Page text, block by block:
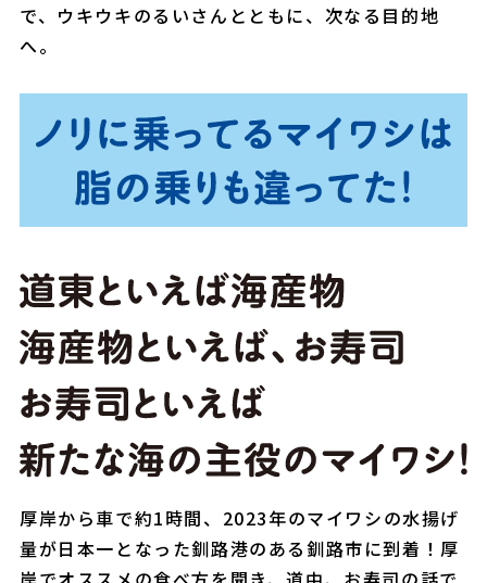
で、ウキウキのるいさんとともに、次なる目的地
へ。
厚岸から車で約1時間、2023年のマイワシの水揚げ
量が日本一となった釧路港のある釧路市に到着！厚